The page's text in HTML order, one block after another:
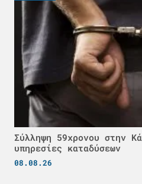
Σύλληψη 59χρονου στην
υπηρεσίες καταδύσεων
08.08.26